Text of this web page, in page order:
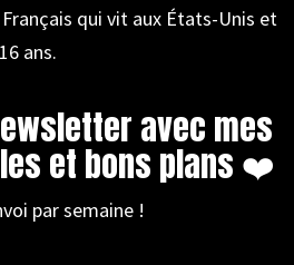
qui vit aux États-Unis et
ans.
avec mes
et bons plans ❤️
par semaine !